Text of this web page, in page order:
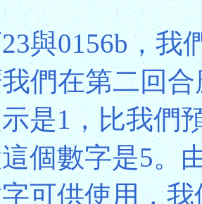
與0156b，我
們在第二回
是1，比我們
個數字是5。
可供使用，